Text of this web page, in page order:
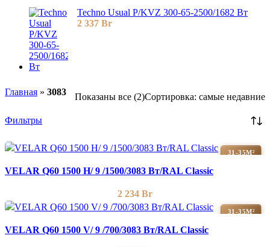
Techno Usual P/KVZ 300-65-2500/1682 Вт
2 337 Br
Главная » 3083 Показаны все (2)Сортировка: самые недавние
Фильтры
31-35М²
VELAR Q60 1500 H/ 9 /1500/3083 Вт/RAL Classic
2 234 Br
31-35М²
VELAR Q60 1500 V/ 9 /700/3083 Вт/RAL Classic